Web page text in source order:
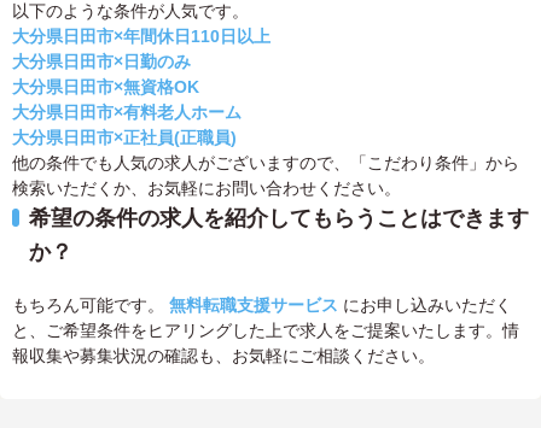
以下のような条件が人気です。
大分県日田市×年間休日110日以上
大分県日田市×日勤のみ
大分県日田市×無資格OK
大分県日田市×有料老人ホーム
大分県日田市×正社員(正職員)
他の条件でも人気の求人がございますので、「こだわり条件」から
検索いただくか、お気軽にお問い合わせください。
希望の条件の求人を紹介してもらうことはできます
か？
もちろん可能です。 無料転職支援サービス にお申し込みいただく
と、ご希望条件をヒアリングした上で求人をご提案いたします。情
報収集や募集状況の確認も、お気軽にご相談ください。